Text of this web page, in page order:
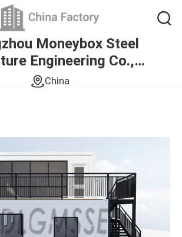
Moneybox Steel
Engineering Co.,
Ltd.
China